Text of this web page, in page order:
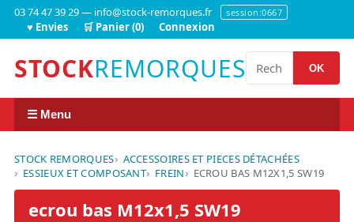
03 74 47 39 29 — info@stock-remorques.fr session:0667
♥ Envies 🛒 Panier (0) Connexion
STOCKREMORQUES OK
☰ Menu
STOCK REMORQUES
ACCESSOIRES ET PIECES DÉTACHÉES
ESSIEUX ET COMPOSANT
FREIN ECROU BAS M12X1,5 SW19
ecrou bas M12x1,5 SW19